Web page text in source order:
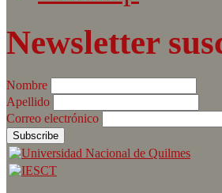
Newsletter
Nombre
Apellido
Correo electrónico